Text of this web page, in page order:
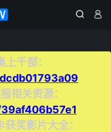
 
千部：
相关资源：
奖影片大全：